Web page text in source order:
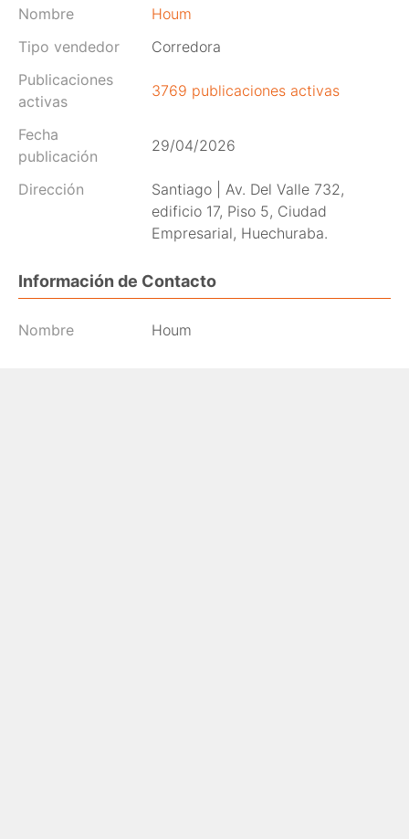
Nombre
Houm
Tipo vendedor
Corredora
Publicaciones
activas
3769 publicaciones activas
Fecha
publicación
29/04/2026
Dirección
Santiago | Av. Del Valle 732,
edificio 17, Piso 5, Ciudad
Empresarial, Huechuraba.
Información de Contacto
Nombre Houm